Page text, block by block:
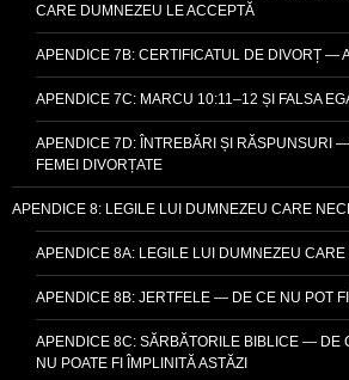
CARE DUMNEZEU LE ACCEPTĂ
APENDICE 7B: CERTIFICATUL DE DIVORȚ —
APENDICE 7C: MARCU 10:11–12 ȘI FALSA
APENDICE 7D: ÎNTREBĂRI ȘI RĂSPUNSURI
FEMEI DIVORȚATE
APENDICE 8: LEGILE LUI DUMNEZEU CARE
APENDICE 8A: LEGILE LUI DUMNEZEU CARE
APENDICE 8B: JERTFELE — DE CE NU POT
APENDICE 8C: SĂRBĂTORILE BIBLICE — DE
NU POATE FI ÎMPLINITĂ ASTĂZI